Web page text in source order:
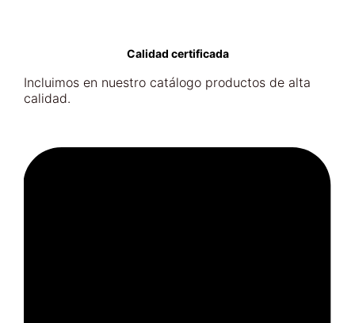
Calidad certificada
Incluimos en nuestro catálogo productos de alta
calidad.